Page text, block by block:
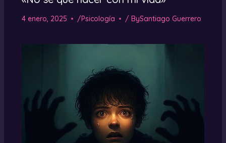
4 enero, 2025 /Psicología / BySantiago Guerrero